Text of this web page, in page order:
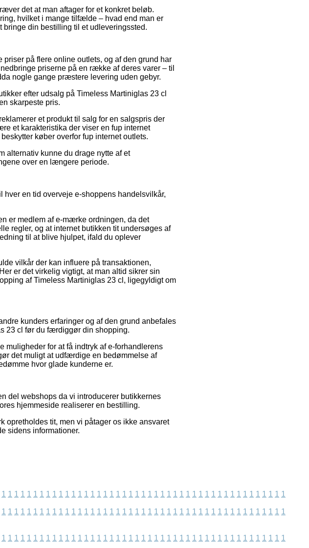
det at man aftager for et konkret beløb.
hvilket i mange tilfælde – hvad end man er
din bestilling til et udleveringssted.
på flere online outlets, og af den grund har
priserne på en række af deres varer – til
nogle gange præstere levering uden gebyr.
efter udsalg på Timeless Martiniglas 23 cl
skarpeste pris.
et produkt til salg for en salgspris der
et karakteristika der viser en fup internet
køber overfor fup internet outlets.
alternativ kunne du drage nytte af et
over en længere periode.
hver en tid overveje e-shoppens handelsvilkår,
er medlem af e-mærke ordningen, da det
regler, og at internet butikken tit undersøges af
til at blive hjulpet, ifald du oplever
vilkår der kan influere på transaktionen,
er det virkelig vigtigt, at man altid sikrer sin
af Timeless Martiniglas 23 cl, ligegyldigt om
kunders erfaringer og af den grund anbefales
23 cl før du færdiggør din shopping.
for at få indtryk af e-forhandlerens
det muligt at udfærdige en bedømmelse af
hvor glade kunderne er.
del webshops da vi introducerer butikkernes
hjemmeside realiserer en bestilling.
opretholdes tit, men vi påtager os ikke ansvaret
sidens informationer.
1 1 1 1 1 1 1 1 1 1 1 1 1 1 1 1 1 1 1 1 1 1 1 1 1 1 1 1 1 1 1 1 1 1 1 1 1 1 1 1 1 1 1 1 1
1 1 1 1 1 1 1 1 1 1 1 1 1 1 1 1 1 1 1 1 1 1 1 1 1 1 1 1 1 1 1 1 1 1 1 1 1 1 1 1 1 1 1 1 1
1 1 1 1 1 1 1 1 1 1 1 1 1 1 1 1 1 1 1 1 1 1 1 1 1 1 1 1 1 1 1 1 1 1 1 1 1 1 1 1 1 1 1 1 1